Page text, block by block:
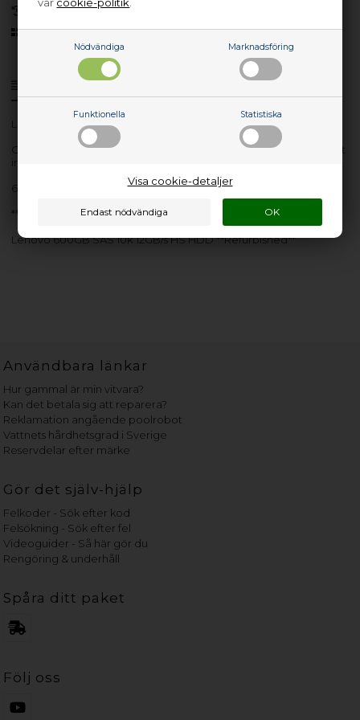
Nödvändiga Marknadsföring
Funktionella Statistiska
Visa cookie-detaljer
Lev. nr.: 00WG691-RFB
Obs: Denna vara är renoverad. Alla tillbehör medföljer eventuellt
inte.
600GB SAS 10k 12GB/s HS HDD
**Refurbished**
Lenovo 600GB SAS 10k 12GB/s HS HDD **Refurbished**
30 dagars returrätt
Sedan 2006
Användbara länkar
Hur gammal är min vitvara?
Kan det betala sig att reparera?
Reklamation angående poolrobot
Vattnets hårdhetsgrad i Sverige
Reservdelar efter märke
Gör det själv-hjälp
Felkoder - Sök efter kod
Felsökning - Sök efter fel
Videoguider - Så här gör du
Rengöring & underhåll
Spåra ditt paket
Följ oss